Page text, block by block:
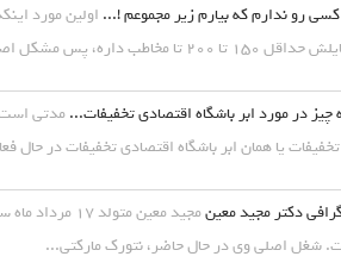
رو ندارم که بیارم زیر مجموعم !... اولین مورد
۱۵۰ تا ۲۰۰ تا مخاطب داره، پس مشکل اصلی...
چیز در مورد ابر باشگاه اقتصادی تخفیفات...مدتی است
یا همان ابر باشگاه اقتصادی تخفیفات در حال
دکتر مجید معین
شغل اصلی وی در حال حاضر، نتورک مارکتی...